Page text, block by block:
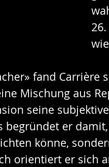
fand Carrière
Mischung aus
seine
begründet er
könne,
orientiert er sich